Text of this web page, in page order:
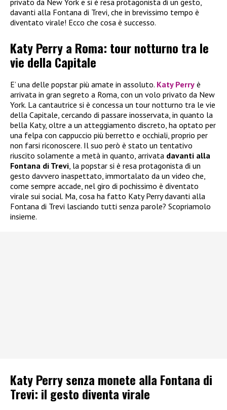
privato da New York e si è resa protagonista di un gesto,
davanti alla Fontana di Trevi, che in brevissimo tempo è
diventato virale! Ecco che cosa è successo.
Katy Perry a Roma: tour notturno tra le
vie della Capitale
E’ una delle popstar più amate in assoluto. Katy Perry è
arrivata in gran segreto a Roma, con un volo privato da New
York. La cantautrice si è concessa un tour notturno tra le vie
della Capitale, cercando di passare inosservata, in quanto la
bella Katy, oltre a un atteggiamento discreto, ha optato per
una felpa con cappuccio più berretto e occhiali, proprio per
non farsi riconoscere. Il suo però è stato un tentativo
riuscito solamente a metà in quanto, arrivata davanti alla
Fontana di Trevi, la popstar si è resa protagonista di un
gesto davvero inaspettato, immortalato da un video che,
come sempre accade, nel giro di pochissimo è diventato
virale sui social. Ma, cosa ha fatto Katy Perry davanti alla
Fontana di Trevi lasciando tutti senza parole? Scopriamolo
insieme.
Katy Perry senza monete alla Fontana di
Trevi: il gesto diventa virale